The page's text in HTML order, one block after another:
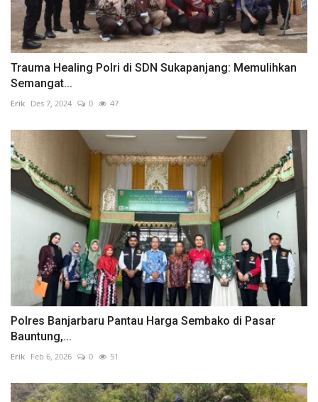
Trauma Healing Polri di SDN Sukapanjang: Memulihkan
Semangat...
Erik Des 7, 2024 0 47
Polres Banjarbaru Pantau Harga Sembako di Pasar
Bauntung,...
Erik Feb 6, 2026 0 51